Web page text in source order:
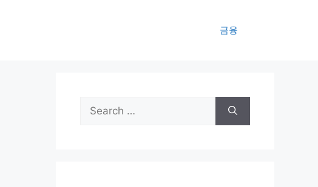
금융
Search
for: